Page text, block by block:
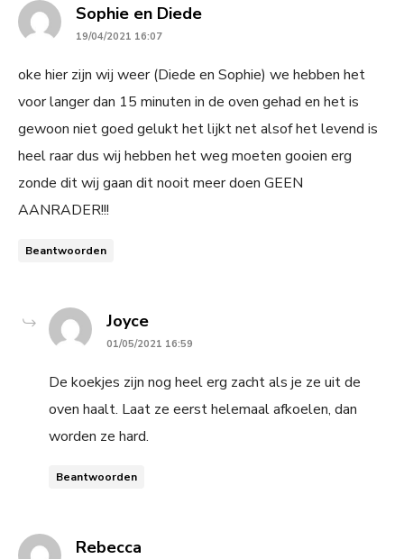
Sophie en Diedesays:
19/04/2021 16:07
oke hier zijn wij weer (Diede en Sophie) we hebben het
voor langer dan 15 minuten in de oven gehad en het is
gewoon niet goed gelukt het lijkt net alsof het levend is
heel raar dus wij hebben het weg moeten gooien erg
zonde dit wij gaan dit nooit meer doen GEEN
AANRADER!!!
Beantwoorden
Joycesays:
01/05/2021 16:59
De koekjes zijn nog heel erg zacht als je ze uit de
oven haalt. Laat ze eerst helemaal afkoelen, dan
worden ze hard.
Beantwoorden
Rebecca